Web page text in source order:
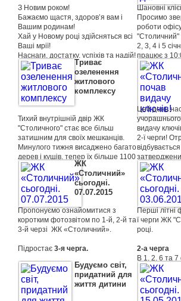
стяжка підлоги.
З Новим роком!
Бажаємо щастя, здоров’я вам і
Вашим родинам!
Хай у Новому році здійсняться всі
Ваші мрії!
Наснаги, достатку, успіхів та надій!
Хай панує мир та злагода в нашій
країні!
Шановні
Просимо
роботи
"Столичний"
2, 3, 4 і 5
працює з
31 грудня, 1,
Триває
озеленення
житлового
комплексу
Тихий внутрішній двір ЖК
"Столичного" стає все більш
затишним для своїх мешканців.
Минулого тижня висаджено багато
дерев і кущів, тепер їх більше 1100
шт. Вийшло дуже симпатично.
Особливо гарні вічнозелені
ялинки!
Попереду Новий Рік і одна з них
точно буде Головною ялинкою
"Столичного".
Цей день
видачу
2-ї черги!
менеджери
зв'яжуться
всю
отримання.
ЖК
«Столичний»
сьогоднi.
07.07.2015
Пропонуємо ознайомитися з
коротким фотозвітом по 1-й, 2-й та
3-й черзi ЖК «Столичний».
Підростає 3-я черга.
Перші літні
ї черги ЖК
році.
2-а черга
В 1, 2, 6 та 7
вхідні
лічильники.
3 секції,
Будуємо світ,
придатний для
життя дитини